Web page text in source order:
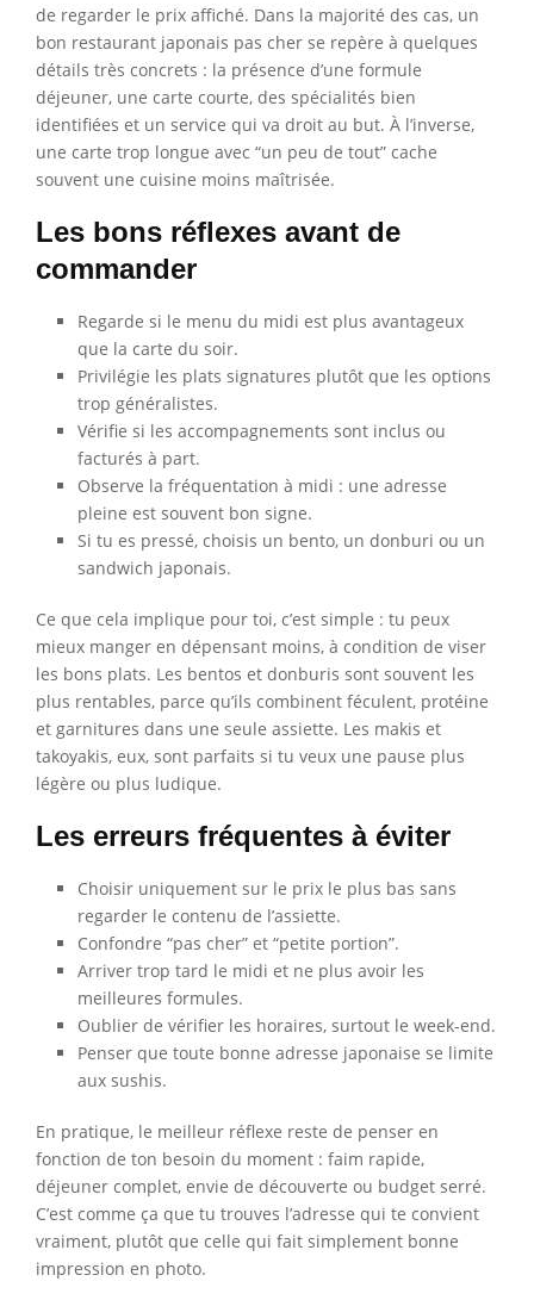
de regarder le prix affiché. Dans la majorité des cas, un
bon restaurant japonais pas cher se repère à quelques
détails très concrets : la présence d’une formule
déjeuner, une carte courte, des spécialités bien
identifiées et un service qui va droit au but. À l’inverse,
une carte trop longue avec “un peu de tout” cache
souvent une cuisine moins maîtrisée.
Les bons réflexes avant de
commander
Regarde si le menu du midi est plus avantageux
que la carte du soir.
Privilégie les plats signatures plutôt que les options
trop généralistes.
Vérifie si les accompagnements sont inclus ou
facturés à part.
Observe la fréquentation à midi : une adresse
pleine est souvent bon signe.
Si tu es pressé, choisis un bento, un donburi ou un
sandwich japonais.
Ce que cela implique pour toi, c’est simple : tu peux
mieux manger en dépensant moins, à condition de viser
les bons plats. Les bentos et donburis sont souvent les
plus rentables, parce qu’ils combinent féculent, protéine
et garnitures dans une seule assiette. Les makis et
takoyakis, eux, sont parfaits si tu veux une pause plus
légère ou plus ludique.
Les erreurs fréquentes à éviter
Choisir uniquement sur le prix le plus bas sans
regarder le contenu de l’assiette.
Confondre “pas cher” et “petite portion”.
Arriver trop tard le midi et ne plus avoir les
meilleures formules.
Oublier de vérifier les horaires, surtout le week-end.
Penser que toute bonne adresse japonaise se limite
aux sushis.
En pratique, le meilleur réflexe reste de penser en
fonction de ton besoin du moment : faim rapide,
déjeuner complet, envie de découverte ou budget serré.
C’est comme ça que tu trouves l’adresse qui te convient
vraiment, plutôt que celle qui fait simplement bonne
impression en photo.